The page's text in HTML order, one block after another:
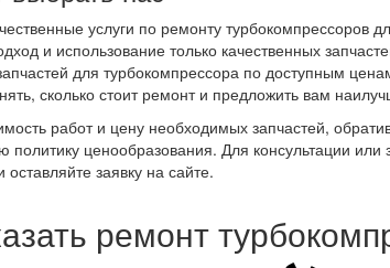
услуги по ремонту турбокомпрессоров
и использование только качественных
для турбокомпрессора по доступным
сколько стоит ремонт и предложить вам
работ и цену необходимых запчастей,
политику ценообразования. Для консультации
оставляйте заявку на сайте.
ремонт